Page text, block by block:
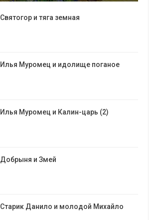
Святогор и тяга земная
Илья Муромец и идолище поганое
Илья Муромец и Калин-царь (2)
Добрыня и Змей
Старик Данило и молодой Михайло